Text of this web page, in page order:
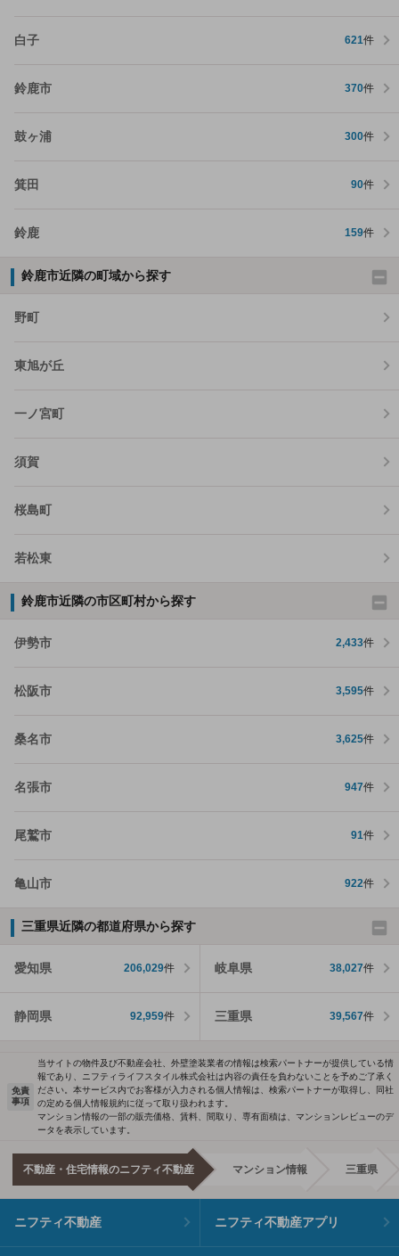
白子 621件
鈴鹿市 370件
鼓ヶ浦 300件
箕田 90件
鈴鹿 159件
鈴鹿市近隣の町域から探す
野町
東旭が丘
一ノ宮町
須賀
桜島町
若松東
鈴鹿市近隣の市区町村から探す
伊勢市 2,433件
松阪市 3,595件
桑名市 3,625件
名張市 947件
尾鷲市 91件
亀山市 922件
三重県近隣の都道府県から探す
愛知県 206,029件 岐阜県 38,027件
静岡県 92,959件 三重県 39,567件
免責
事項
当サイトの物件及び不動産会社、外壁塗装業者の情報は検索パートナーが提供している情
報であり、ニフティライフスタイル株式会社は内容の責任を負わないことを予めご了承く
ださい。本サービス内でお客様が入力される個人情報は、検索パートナーが取得し、同社
の定める個人情報規約に従って取り扱われます。
マンション情報の一部の販売価格、賃料、間取り、専有面積は、マンションレビューのデ
ータを表示しています。
不動産・住宅情報のニフティ不動産 マンション情報 三重県
ニフティ不動産 ニフティ不動産アプリ